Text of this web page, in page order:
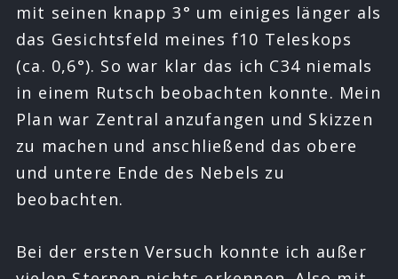
mit seinen knapp 3° um einiges länger als
das Gesichtsfeld meines f10 Teleskops
(ca. 0,6°). So war klar das ich C34 niemals
in einem Rutsch beobachten konnte. Mein
Plan war Zentral anzufangen und Skizzen
zu machen und anschließend das obere
und untere Ende des Nebels zu
beobachten.
Bei der ersten Versuch konnte ich außer